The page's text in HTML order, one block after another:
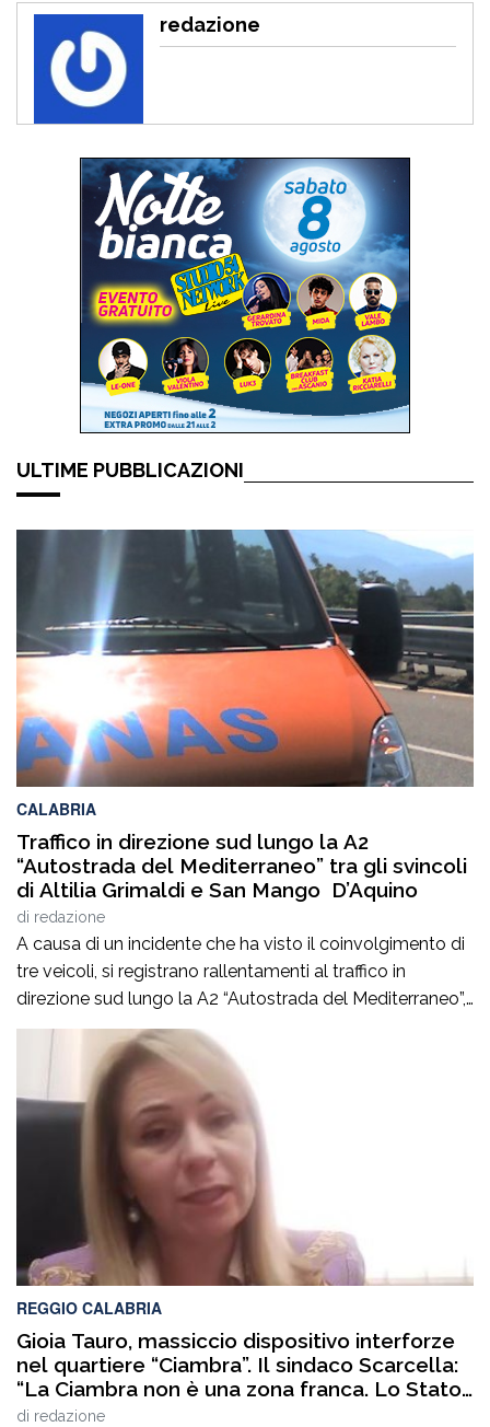
redazione
ULTIME PUBBLICAZIONI
CALABRIA
Traffico in direzione sud lungo la A2
“Autostrada del Mediterraneo” tra gli svincoli
di Altilia Grimaldi e San Mango D’Aquino
di redazione
A causa di un incidente che ha visto il coinvolgimento di
tre veicoli, si registrano rallentamenti al traffico in
direzione sud lungo la A2 “Autostrada del Mediterraneo”,
nel tratto compreso tra gli svincoli di Altilia Grimaldi (CS)
e San Mango D’Aquino (CZ). Sul posto è intervenuto il
personale Anas, il 118 e il soccorso meccanico […]
REGGIO CALABRIA
Gioia Tauro, massiccio dispositivo interforze
nel quartiere “Ciambra”. Il sindaco Scarcella:
“La Ciambra non è una zona franca. Lo Stato
c’è e si vede”
di redazione